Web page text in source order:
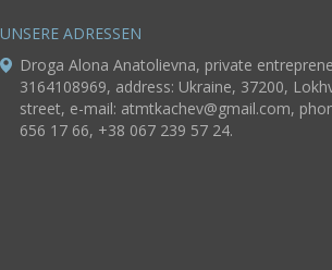
UNSERE ADRESSEN
Droga Alona Anatolievna, private
3164108969, address: Ukraine, 37200,
street, e-mail: atmtkachev@gmail.com,
656 17 66, +38 067 239 57 24.